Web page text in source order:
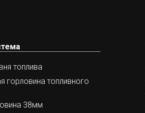
топлива
горловина топливного
38мм